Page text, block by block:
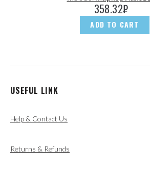
358.32₽
ADD TO CART
USEFUL LINK
Help & Contact Us
Returns & Refunds